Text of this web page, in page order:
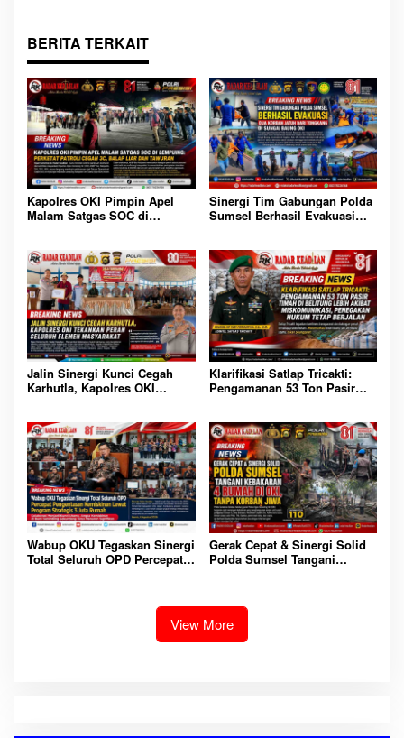
BERITA TERKAIT
Kapolres OKI Pimpin Apel
Malam Satgas SOC di
Tawuran
Sinergi Tim Gabungan Polda
Sumsel Berhasil Evakuasi
OKI
Jalin Sinergi Kunci Cegah
Karhutla, Kapolres OKI
Klarifikasi Satlap Tricakti:
Pengamanan 53 Ton Pasir
Penegakan Hukum Tetap
Berjalan
Wabup OKU Tegaskan Sinergi
Total Seluruh OPD Percepat
Gerak Cepat & Sinergi Solid
Polda Sumsel Tangani
View More